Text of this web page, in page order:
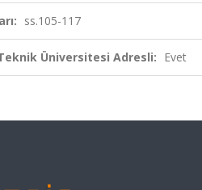
ss.105-117
Üniversitesi Adresli: Evet